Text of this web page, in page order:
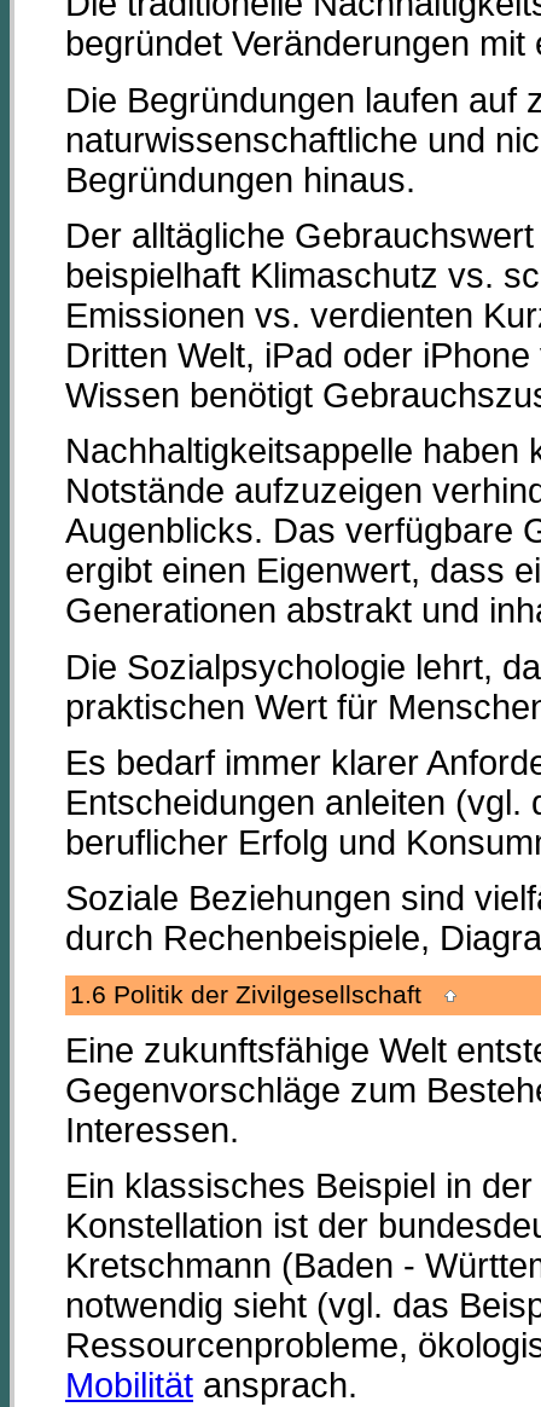
begründet Veränderungen
Die Begründungen laufen auf
naturwissenschaftliche und
Begründungen hinaus.
Der alltägliche
beispielhaft Klimaschutz vs.
Emissionen vs. verdienten
Dritten Welt, iPad oder
Wissen benötigt
Nachhaltigkeitsappelle haben
Notstände aufzuzeigen
Augenblicks. Das verfügbare
ergibt einen Eigenwert, dass
Generationen abstrakt und
Die Sozialpsychologie lehrt,
praktischen Wert für
Es bedarf immer klarer
Entscheidungen anleiten (vgl.
beruflicher Erfolg und
Soziale Beziehungen sind
durch Rechenbeispiele,
1.6 Politik der Zivilgesellschaft
Eine zukunftsfähige Welt
Gegenvorschläge zum
Interessen.
Ein klassisches Beispiel in
Konstellation ist der
Kretschmann (Baden -
notwendig sieht (vgl. das
Ressourcenprobleme,
Mobilität ansprach.